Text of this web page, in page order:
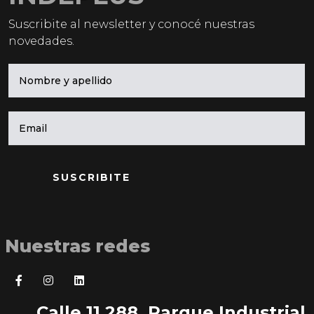
Suscribite al newsletter y conocé nuestras
novedades.
SUSCRIBITE
Nuestras redes